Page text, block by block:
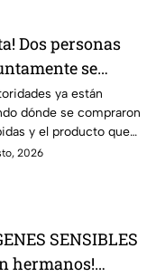
Dos personas
se
delicadas
bebidas
en Celaya:
ya están
dónde se compraron
y el producto que
intoxicación.
2026
SENSIBLES
hermanos!